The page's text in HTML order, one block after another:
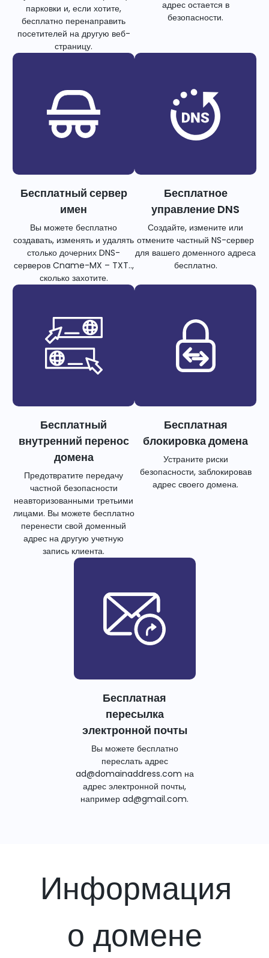
парковки и, если хотите,
бесплатно перенаправить
посетителей на другую веб-
страницу.
адрес остается в
безопасности.
Бесплатный сервер
имен
Вы можете бесплатно
создавать, изменять и удалять
столько дочерних DNS-
серверов Cname-MX – TXT..,
сколько захотите.
Бесплатное
управление DNS
Создайте, измените или
отмените частный NS-сервер
для вашего доменного адреса
бесплатно.
Бесплатный
внутренний перенос
домена
Предотвратите передачу
частной безопасности
неавторизованными третьими
лицами. Вы можете бесплатно
перенести свой доменный
адрес на другую учетную
запись клиента.
Бесплатная
блокировка домена
Устраните риски
безопасности, заблокировав
адрес своего домена.
Бесплатная
пересылка
электронной почты
Вы можете бесплатно
переслать адрес
ad@domainaddress.com на
адрес электронной почты,
например ad@gmail.com.
Информация
о домене